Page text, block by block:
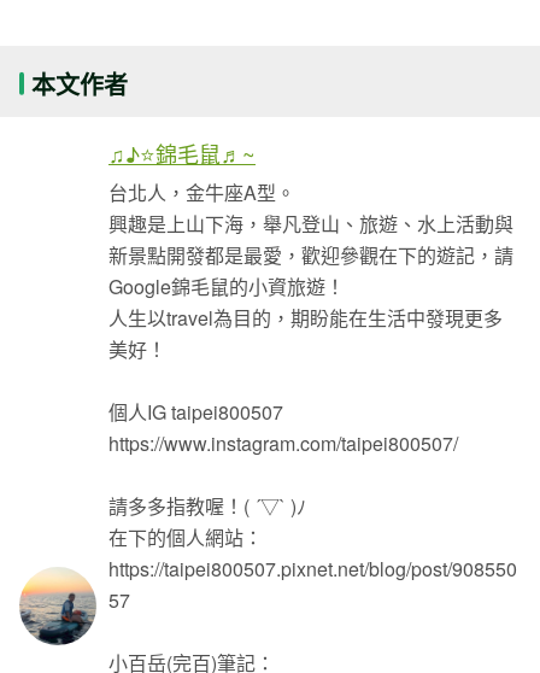
本文作者
♫♪⭐錦毛鼠♬~
台北人，金牛座A型。
興趣是上山下海，舉凡登山、旅遊、水上活動與
新景點開發都是最愛，歡迎參觀在下的遊記，請
Google錦毛鼠的小資旅遊！
人生以travel為目的，期盼能在生活中發現更多
美好！
個人IG taipei800507
https://www.instagram.com/taipei800507/
請多多指教喔！( ´▽` )ﾉ
在下的個人網站：
https://taipei800507.pixnet.net/blog/post/908550
57
小百岳(完百)筆記：